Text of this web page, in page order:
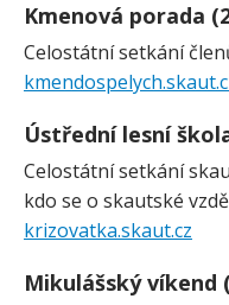
Kmenová porada
Celostátní setkání
Ústřední lesní
Celostátní setkání
kdo se o skautské
krizovatka.skaut.cz
Mikulášský víkend